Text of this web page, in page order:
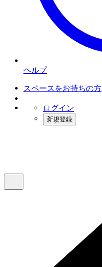
ヘルプ
スペースをお持ちの方
ログイン
新規登録